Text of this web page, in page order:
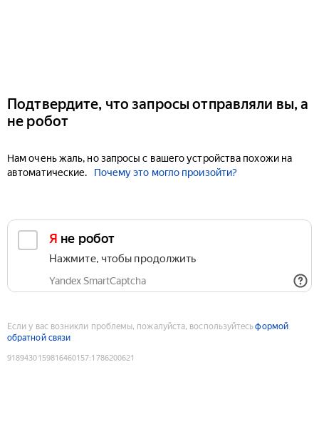
Подтвердите, что запросы отправляли вы, а
не робот
Нам очень жаль, но запросы с вашего устройства похожи на
автоматические.
Почему это могло произойти?
Я не робот
Нажмите, чтобы продолжить
Yandex SmartCaptcha
Если у вас возникли проблемы, пожалуйста, воспользуйтесьформой
обратной связи
9189430159816460157:1786200621